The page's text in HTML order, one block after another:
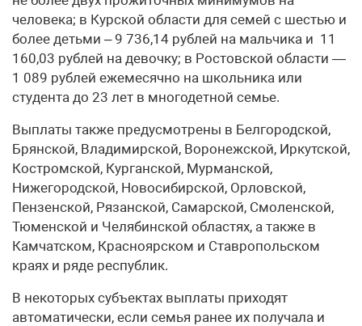
человека; в Курской области для семей с шестью и
более детьми – 9 736,14 рублей на мальчика и 11
160,03 рублей на девочку; в Ростовской области —
1 089 рублей ежемесячно на школьника или
студента до 23 лет в многодетной семье.
Выплаты также предусмотрены в Белгородской,
Брянской, Владимирской, Воронежской, Иркутской,
Костромской, Курганской, Мурманской,
Нижегородской, Новосибирской, Орловской,
Пензенской, Рязанской, Самарской, Смоленской,
Тюменской и Челябинской областях, а также в
Камчатском, Красноярском и Ставропольском
краях и ряде республик.
В некоторых субъектах выплаты приходят
автоматически, если семья ранее их получала и